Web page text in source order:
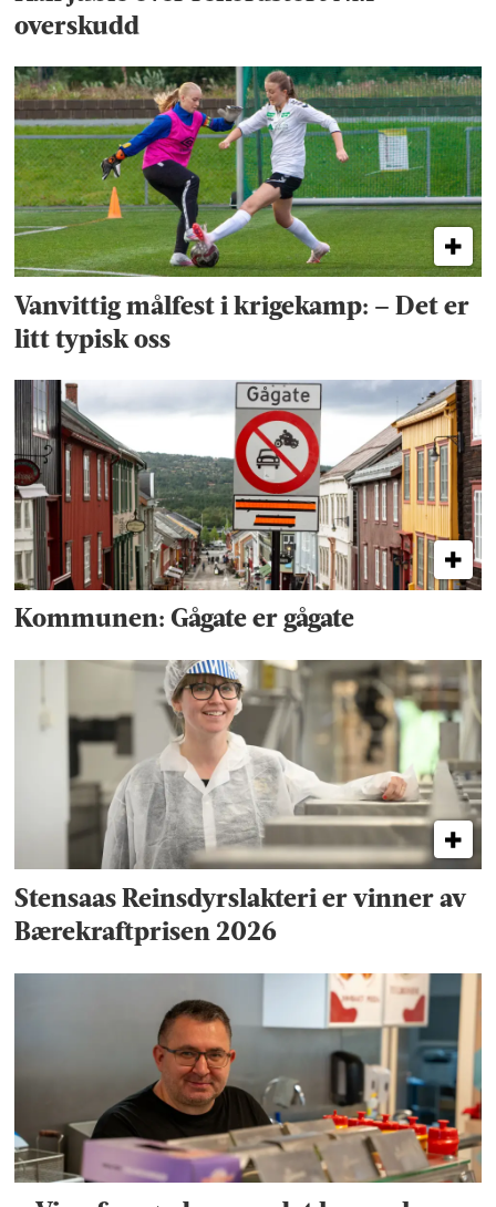
overskudd
Vanvittig målfest i krigekamp: – Det er
litt typisk oss
Kommunen: Gågate er gågate
Stensaas Reinsdyrslakteri er vinner av
Bærekraftprisen 2026